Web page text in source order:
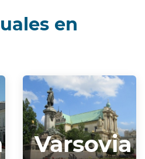
en
Varsovia